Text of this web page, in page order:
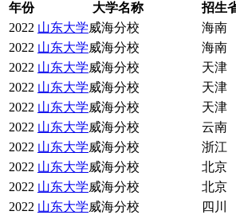
年份 大学名称 招生
2022 山东大学威海分校 海南
2022 山东大学威海分校 海南
2022 山东大学威海分校 天津
2022 山东大学威海分校 天津
2022 山东大学威海分校 天津
2022 山东大学威海分校 云南
2022 山东大学威海分校 浙江
2022 山东大学威海分校 北京
2022 山东大学威海分校 北京
2022 山东大学威海分校 四川